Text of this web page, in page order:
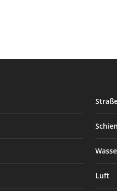
Luft